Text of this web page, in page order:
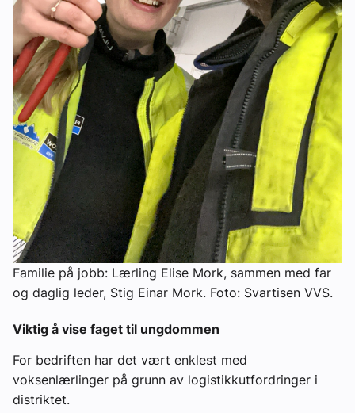
Familie på jobb: Lærling Elise Mork, sammen med far
og daglig leder, Stig Einar Mork. Foto: Svartisen VVS.
Viktig å vise faget til ungdommen
For bedriften har det vært enklest med
voksenlærlinger på grunn av logistikkutfordringer i
distriktet.